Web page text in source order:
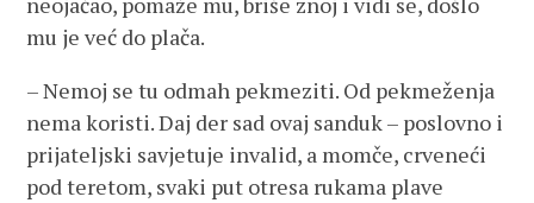
mu je već do plača.
– Nemoj se tu odmah pekmeziti. Od pekmeženja
nema koristi. Daj der sad ovaj sanduk – poslovno i
prijateljski savjetuje invalid, a momče, crveneći
pod teretom, svaki put otresa rukama plave